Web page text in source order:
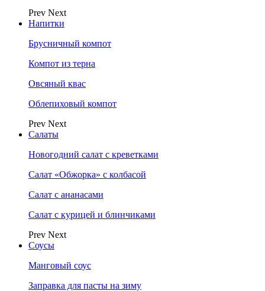
Prev Next
Напитки
Брусничный компот
Компот из терна
Овсяный квас
Облепиховый компот
Prev Next
Салаты
Новогодний салат с креветками
Салат «Обжорка» с колбасой
Салат с ананасами
Салат с курицей и блинчиками
Prev Next
Соусы
Манговый соус
Заправка для пасты на зиму